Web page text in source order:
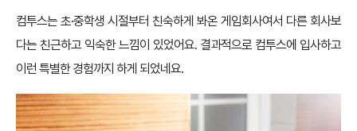
컴투스는 초·중학생 시절부터 친숙하게 봐온 게임회사여서 다른 회사보
다는 친근하고 익숙한 느낌이 있었어요. 결과적으로 컴투스에 입사하고
이런 특별한 경험까지 하게 되었네요.